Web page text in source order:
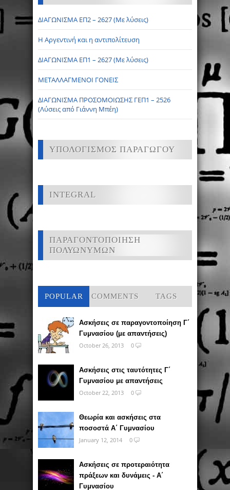
ΔΙΑΓΩΝΙΣΜΑ ΕΠ2 – 2627 (Με λύσεις)
Η Αργεντινή και η αντιπολίτευση
ΔΙΑΓΩΝΙΣΜΑ ΕΠ1 – 2627 (Με λύσεις)
ΜΕΤΑΛΛΑΓΜΕΝΟΙ ΓΟΝΕΙΣ
ΔΙΑΓΩΝΙΣΜΑ ΠΡΟΣΟΜΟΙΩΣΗΣ ΓΕΠ1 – 2526
(Λύσεις από Γιάννη Μπέη)
ΥΠΟΛΟΓΙΣΜΟΣ ΠΑΡΑΓΩΓΟΥ
INTEGRAL
ΠΑΡΑΓΟΝΤΟΠΟΙΗΣΗ
ΠΟΛΥΩΝΥΜΩΝ
POPULAR COMMENTS TAGS
Ασκήσεις σε παραγοντοποίηση Γ΄
Γυμνασίου (με απαντήσεις)
October 26, 2013
0
Ασκήσεις στις ταυτότητες Γ΄
Γυμνασίου με απαντήσεις
October 22, 2013
0
Θεωρία και ασκήσεις στα
ποσοστά Α΄ Γυμνασίου
January 12, 2014
0
Ασκήσεις σε προτεραιότητα
πράξεων και δυνάμεις - Α΄
Γυμνασίου